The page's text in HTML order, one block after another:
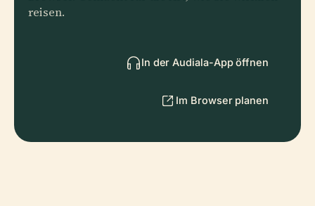
reisen.
In der Audiala-App öffnen
Im Browser planen